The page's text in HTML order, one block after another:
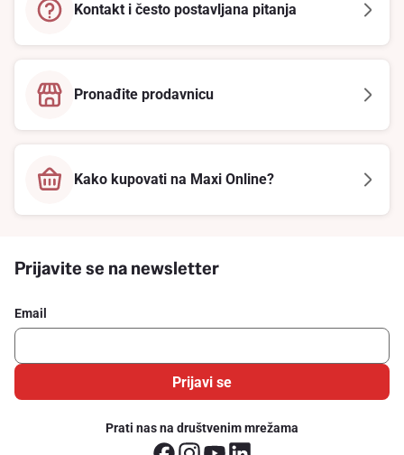
Kontakt i često postavljana pitanja
Pronađite prodavnicu
Kako kupovati na Maxi Online?
Prijavite se na newsletter
Email
Prijavi se
Prati nas na društvenim mrežama